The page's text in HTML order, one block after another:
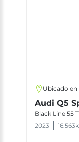
Ubicado en
Audi Q5
Black Line 55
2023
16.563